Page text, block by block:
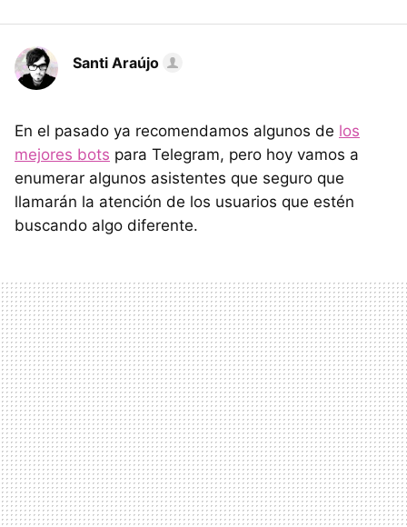
Santi Araújo
En el pasado ya recomendamos algunos de los
mejores bots para Telegram, pero hoy vamos a
enumerar algunos asistentes que seguro que
llamarán la atención de los usuarios que estén
buscando algo diferente.